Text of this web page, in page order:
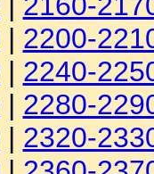
| 2200-
| 2240-
| 2280-
| 2320-